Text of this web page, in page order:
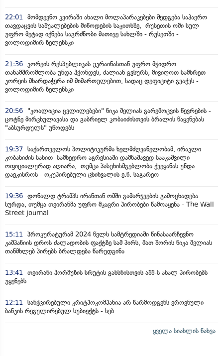
22:01
მომდევნო კვირაში ახალი მოლაპარაკებები შედგება საჰაერო
თავდაცვის საშუალებების მიწოდების საკითხზე, რუსეთის ომი სულ
უფრო მეტად იქნება საგრძნობი მათივე სახლში - რუსეთში -
ვოლოდიმირ ზელენსკი
21:36
კორეის რესპუბლიკას უკრაინასთან უფრო მჭიდრო
თანამშრომლობა უნდა ჰქონდეს, ძალიან გვსურს, მივიღოთ სამხრეთ
კორეის მხარდაჭერა იმ მიმართულებით, სადაც დეფიციტი გვაქვს -
ვოლოდიმირ ზელენსკი
20:56
"კოალიცია ცვლილებები" ნიკა მელიას გარემოცვის წევრების -
ცოტნე მირცხულავასა და გაბრიელ კობაიძისთვის ბრალის წაყენებას
"აბსურდულს" უწოდებს
19:37 საქართველოს პოლიტიკურმა ხელმძღვანელობამ, ირაკლი
კობახიძის სახით სამხედრო აგრესიაში დამნაშავედ სააკაშვილი
ოფიციალურად აღიარა, თუმცა პასუხისმგებლობა ქვეყანას უნდა
დაეკისროს - ოკუპირებული ცხინვალის ე.წ. საგარეო
19:36 დონალდ ტრამპს ირანთან ომში გამარჯვების გამოცხადება
სურდა, თუმცა თეირანმა უფრო მკაცრი პირობები წამოაყენა - The Wall
Street Journal
15:11
პროკურატურამ 2024 წელს სამტრედიაში წინასაარჩევნო
კამპანიის დროს ძალადობის ფაქტზე სამ პირს, მათ შორის ნიკა მელიას
თანმხლებ პირებს ბრალდება წარუდგინა
13:41
თეირანი ჰორმუზის სრუტის გახსნისთვის აშშ-ს ახალ პირობებს
უყენებს
12:11
სანქცირებული კრიტპოკომპანია არ წარმოდგენს ეროვნული
ბანკის რეგულირებულ სუბიექტს - სებ
ყველა სიახლის ნახვა